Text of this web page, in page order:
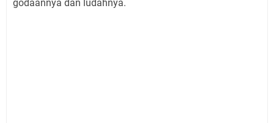
godaannya dan ludahnya.